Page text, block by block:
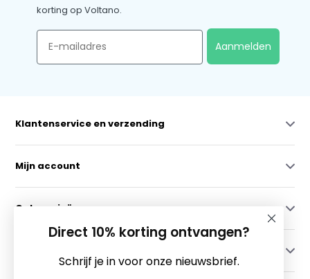
korting op Voltano.
Email
Aanmelden
Klantenservice en verzending
Mijn account
Categorieën
Direct 10% korting ontvangen?
Schrijf je in voor onze nieuwsbrief.